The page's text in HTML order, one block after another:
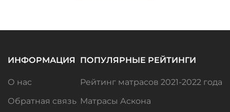
ИНФОРМАЦИЯ
О нас
Обратная связь
ПОПУЛЯРНЫЕ РЕЙТИНГИ
Рейтинг матрасов 2021-2022 года
Матрасы Аскона